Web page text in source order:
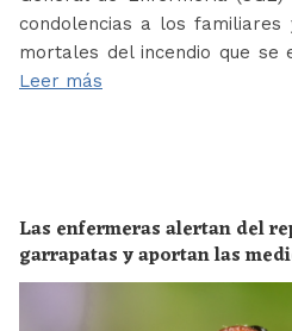
condolencias a los
mortales del incendio que se
Leer más
Las enfermeras alertan del
garrapatas y aportan las
evitar las enfermedades